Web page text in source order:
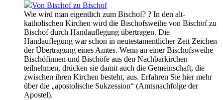
Von Bischof zu Bischof
Wie wird man eigentlich zum Bischof? ? In den alt-
katholischen Kirchen wird die Bischofsweihe von Bischof zu
Bischof durch Handauflegung übertragen. Die
Handauflegung war schon in neutestamentlicher Zeit Zeichen
der Übertragung eines Amtes. Wenn an einer Bischofsweihe
Bischöfinnen und Bischöfe aus den Nachbarkirchen
teilnehmen, drücken sie damit auch die Gemeinschaft, die
zwischen ihren Kirchen besteht, aus. Erfahren Sie hier mehr
über die „apostolische Sukzession“ (Amtsnachfolge der
Apostel).